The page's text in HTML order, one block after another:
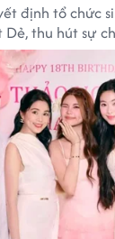
định tổ chức
thu hút sự